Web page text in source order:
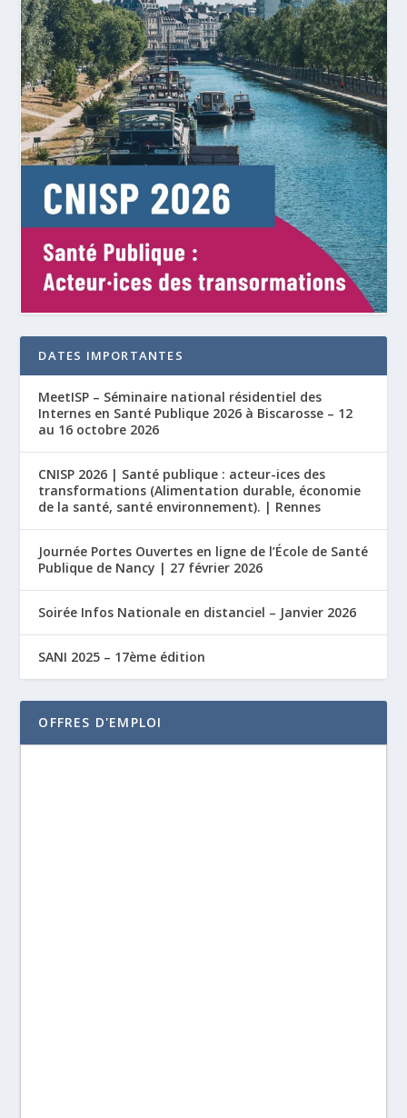
DATES IMPORTANTES
MeetISP – Séminaire national résidentiel des
Internes en Santé Publique 2026 à Biscarosse – 12
au 16 octobre 2026
CNISP 2026 | Santé publique : acteur-ices des
transformations (Alimentation durable, économie
de la santé, santé environnement). | Rennes
Journée Portes Ouvertes en ligne de l’École de Santé
Publique de Nancy | 27 février 2026
Soirée Infos Nationale en distanciel – Janvier 2026
SANI 2025 – 17ème édition
OFFRES D'EMPLOI